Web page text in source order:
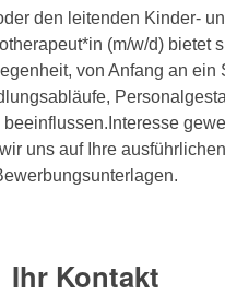
den leitenden Kinder-
(m/w/d) bietet
von Anfang an ein
uns auf Ihre ausführlichen
Ihr Kontakt